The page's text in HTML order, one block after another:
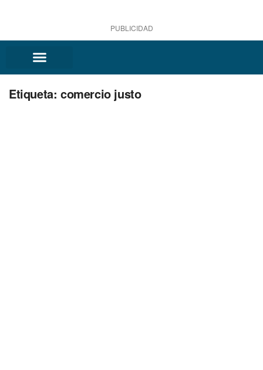
PUBLICIDAD
Etiqueta: comercio justo